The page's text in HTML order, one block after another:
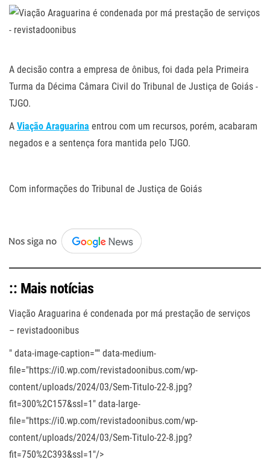
A decisão contra a empresa de ônibus, foi dada pela Primeira
Turma da Décima Câmara Civil do Tribunal de Justiça de Goiás -
TJGO.
A Viação Araguarina entrou com um recursos, porém, acabaram
negados e a sentença fora mantida pelo TJGO.
Com informações do Tribunal de Justiça de Goiás
:: Mais notícias
Viação Araguarina é condenada por má prestação de serviços
– revistadoonibus
" data-image-caption="" data-medium-
file="https://i0.wp.com/revistadoonibus.com/wp-
content/uploads/2024/03/Sem-Titulo-22-8.jpg?
fit=300%2C157&ssl=1" data-large-
file="https://i0.wp.com/revistadoonibus.com/wp-
content/uploads/2024/03/Sem-Titulo-22-8.jpg?
fit=750%2C393&ssl=1"/>